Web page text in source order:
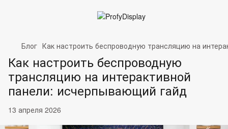
Блог Как настроить беспроводную трансляцию на
Как настроить беспроводную
трансляцию на интерактивной
панели: исчерпывающий гайд
13 апреля 2026